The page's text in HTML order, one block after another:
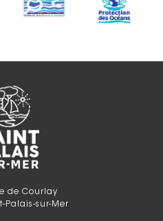
de Courlay
Palais-sur-Mer